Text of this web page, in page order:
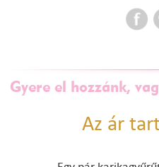
Gyere el hozzánk,
Az ár